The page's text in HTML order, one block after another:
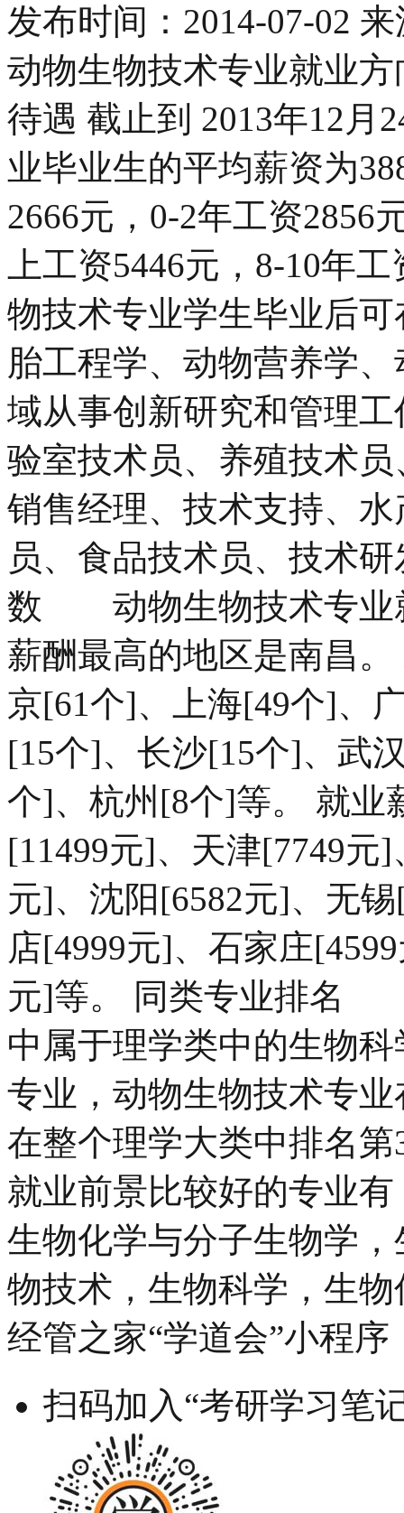
发布时间： 2014-07-02 来
动物生物技术专业就业
待遇 截止到 2013年12月
业毕业生的平均薪资为
2666元，0-2年工资2856
上工资5446元，8-10年
物技术专业学生毕业后
胎工程学、动物营养学
域从事创新研究和管理
验室技术员、养殖技术
销售经理、技术支持、
员、食品技术员、技术
数 动物生物技术专业
薪酬最高的地区是南昌
京[61个]、上海[49个]、
[15个]、长沙[15个]、武
个]、杭州[8个]等。 就业
[11499元]、天津[7749元
元]、沈阳[6582元]、无
店[4999元]、石家庄
元]等。 同类专业排名
中属于理学类中的生物
专业，动物生物技术专
在整个理学大类中排名
就业前景比较好的专业
生物化学与分子生物学
物技术，生物科学，生
经管之家“学道会”小程序
扫码加入“考研学习笔